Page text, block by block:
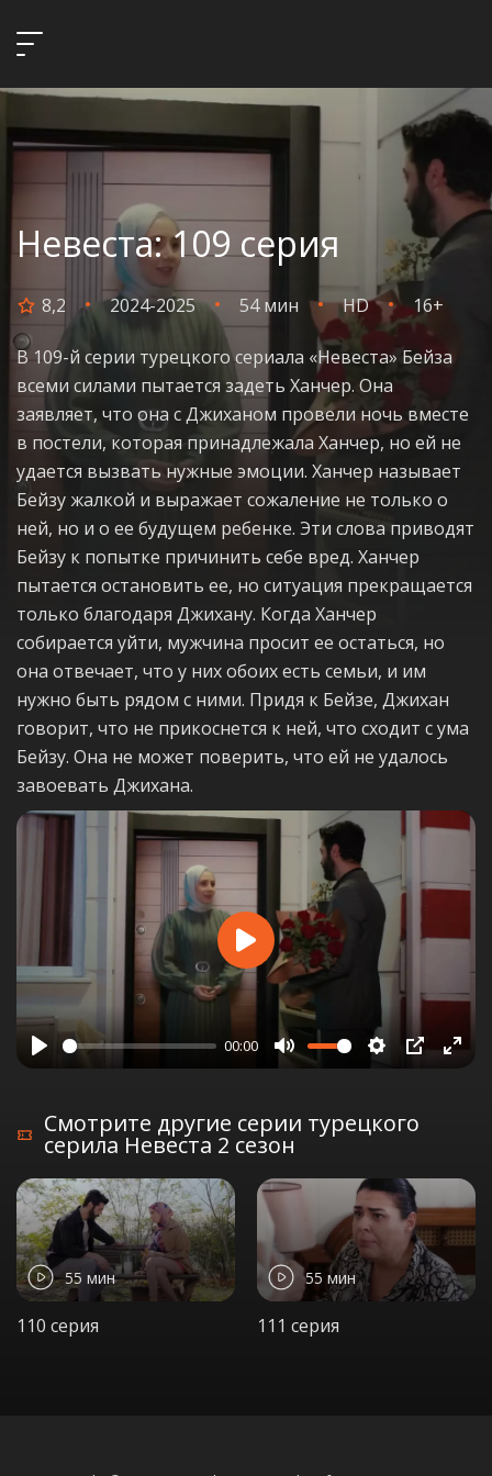
Невеста: 109 серия
8,2 2024-2025 54 мин HD 16+
В 109-й серии турецкого сериала «Невеста» Бейза
всеми силами пытается задеть Ханчер. Она
заявляет, что она с Джиханом провели ночь вместе
в постели, которая принадлежала Ханчер, но ей не
удается вызвать нужные эмоции. Ханчер называет
Бейзу жалкой и выражает сожаление не только о
ней, но и о ее будущем ребенке. Эти слова приводят
Бейзу к попытке причинить себе вред. Ханчер
пытается остановить ее, но ситуация прекращается
только благодаря Джихану. Когда Ханчер
собирается уйти, мужчина просит ее остаться, но
она отвечает, что у них обоих есть семьи, и им
нужно быть рядом с ними. Придя к Бейзе, Джихан
говорит, что не прикоснется к ней, что сходит с ума
Бейзу. Она не может поверить, что ей не удалось
завоевать Джихана.
Play
00:00
Mute Settings
Play
Смотрите другие серии турецкого
серила Невеста 2 сезон
55 мин
110 серия
55 мин
111 серия